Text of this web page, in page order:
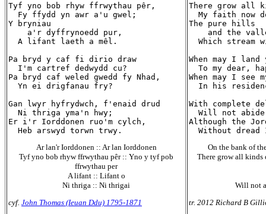
Tyf yno bob rhyw ffrwythau pêr,
  Fy ffydd yn awr a'u gwel;
Y bryniau
    a'r dyffrynoedd pur,
  A lifant laeth a mêl.
Pa bryd y caf fi dirio draw
  I'm cartref dedwydd cu?
Pa bryd caf weled gwedd fy Nhad,
  Yn ei drigfanau fry?
Gan lwyr hyfrydwch, f'enaid drud
  Ni thriga yma'n hwy;
Er i'r Iorddonen ruo'm cylch,
Ar lan'r Iorddonen :: Ar lan Iorddonen
Tyf yno bob rhyw ffrwythau pêr :: Yno y tyf pob
ffrwythau per
A lifant :: Lifant o
Ni thriga :: Ni thrigai
cyf. John Thomas (Ieuan Ddu) 1795-1871
There grow all
My faith now
The pure hills
and the
Which stream
When may I land
To my dear,
When may I see
In his
With complete
Will not
Although the
On the bank of
There grow all kinds
Will not
tr. 2012 Richard B